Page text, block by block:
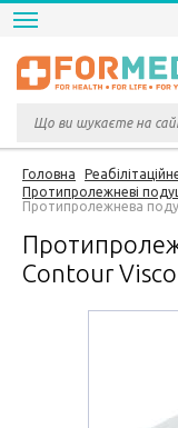
Головна
Протипролежневі
Протипролежнева
Contour Visco